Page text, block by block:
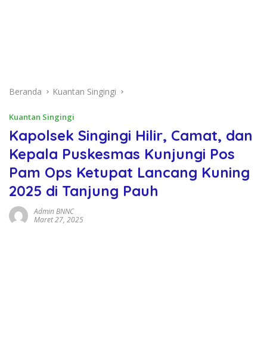
Beranda Kuantan Singingi
Kuantan Singingi
Kapolsek Singingi Hilir, Camat, dan
Kepala Puskesmas Kunjungi Pos
Pam Ops Ketupat Lancang Kuning
2025 di Tanjung Pauh
Admin BNNC
Maret 27, 2025